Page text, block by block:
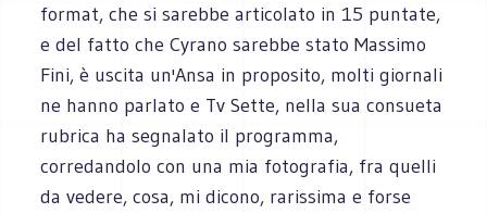
format, che si sarebbe articolato in 15 puntate,
e del fatto che Cyrano sarebbe stato Massimo
Fini, è uscita un'Ansa in proposito, molti giornali
ne hanno parlato e Tv Sette, nella sua consueta
rubrica ha segnalato il programma,
corredandolo con una mia fotografia, fra quelli
da vedere, cosa, mi dicono, rarissima e forse